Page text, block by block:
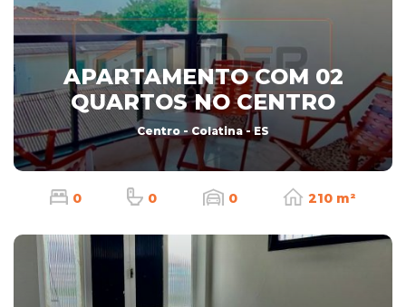
APARTAMENTO COM 02
QUARTOS NO CENTRO
Centro - Colatina - ES
0 0 0 210 m²